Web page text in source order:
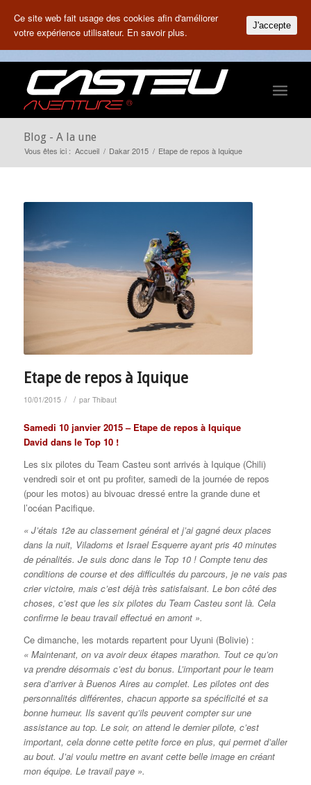
Blog - A la une
Vous êtes ici : Accueil / Dakar 2015 / Etape de repos à Iquique
Etape de repos à Iquique
10/01/2015 / / par Thibaut
Samedi 10 janvier 2015 – Etape de repos à Iquique
David dans le Top 10 !
Les six pilotes du Team Casteu sont arrivés à Iquique (Chili)
vendredi soir et ont pu profiter, samedi de la journée de repos
(pour les motos) au bivouac dressé entre la grande dune et
l’océan Pacifique.
« J’étais 12e au classement général et j’ai gagné deux places
dans la nuit, Viladoms et Israel Esquerre ayant pris 40 minutes
de pénalités. Je suis donc dans le Top 10 ! Compte tenu des
conditions de course et des difficultés du parcours, je ne vais pas
crier victoire, mais c’est déjà très satisfaisant. Le bon côté des
choses, c’est que les six pilotes du Team Casteu sont là. Cela
confirme le beau travail effectué en amont ».
Ce dimanche, les motards repartent pour Uyuni (Bolivie) :
« Maintenant, on va avoir deux étapes marathon. Tout ce qu’on
va prendre désormais c’est du bonus. L’important pour le team
sera d’arriver à Buenos Aires au complet. Les pilotes ont des
personnalités différentes, chacun apporte sa spécificité et sa
bonne humeur. Ils savent qu’ils peuvent compter sur une
assistance au top. Le soir, on attend le dernier pilote, c’est
important, cela donne cette petite force en plus, qui permet d’aller
au bout. J’ai voulu mettre en avant cette belle image en créant
mon équipe. Le travail paye ».
Ce site web fait usage des cookies afin d'améliorer
votre expérience utilisateur. En savoir plus.
J'accepte